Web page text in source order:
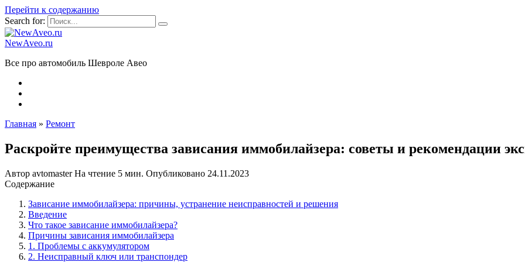
Перейти к содержанию
Search for:
NewAveo.ru
Все про автомобиль Шевроле Авео
Главная » Ремонт
Раскройте преимущества зависания иммобилайзера: советы и рекомендации
Автор avtomaster На чтение 5 мин. Опубликовано 24.11.2023
Содержание
Зависание иммобилайзера: причины, устранение неисправностей и решения
Введение
Что такое зависание иммобилайзера?
Причины зависания иммобилайзера
1. Проблемы с аккумулятором
2. Неисправный ключ или транспондер